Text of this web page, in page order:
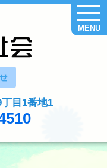
目1番地1
MENU